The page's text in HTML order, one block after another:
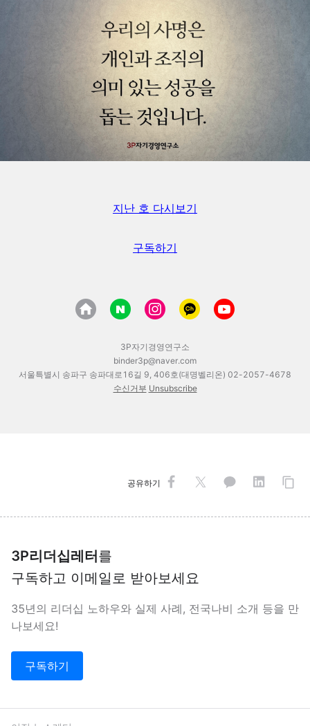
지난 호 다시보기
구독하기
3P자기경영연구소
binder3p@naver.com
서울특별시 송파구 송파대로16길 9, 406호(대명벨리온) 02-2057-4678
수신거부 Unsubscribe
공유하기
3P리더십레터를
구독하고 이메일로 받아보세요
35년의 리더십 노하우와 실제 사례, 전국나비 소개 등을 만
나보세요!
구독하기